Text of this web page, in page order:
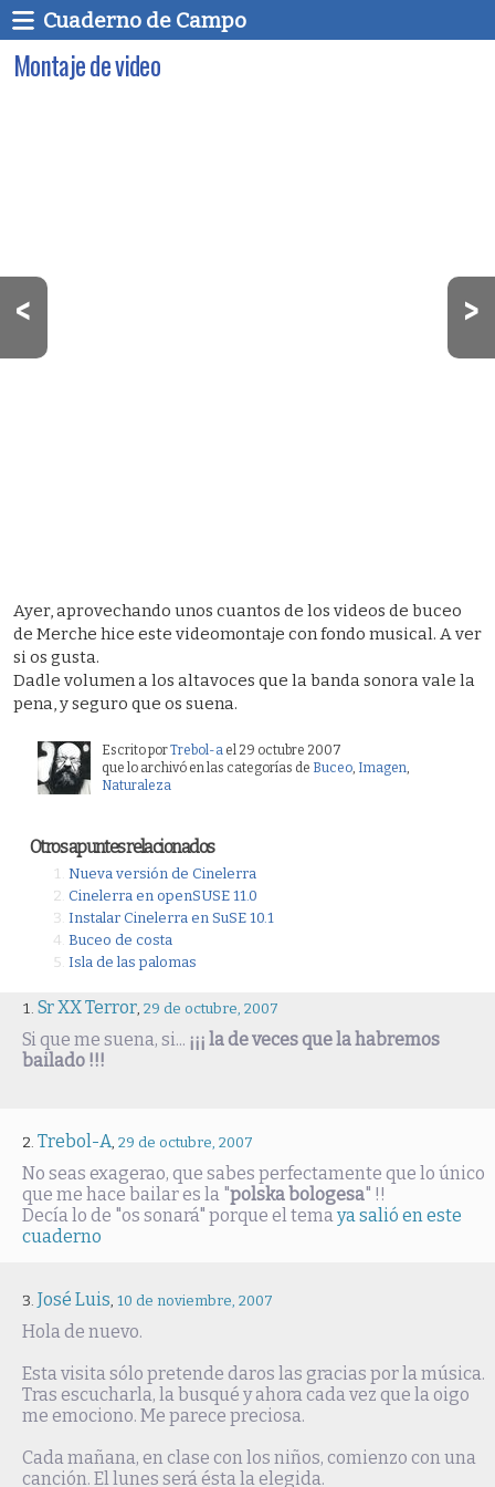
Cuaderno de Campo
Montaje de video
Ayer, aprovechando unos cuantos de los videos de buceo
de Merche hice este videomontaje con fondo musical. A ver
si os gusta.
Dadle volumen a los altavoces que la banda sonora vale la
pena, y seguro que os suena.
Escrito porTrebol-a el 29 octubre 2007
que lo archivó en las categorías de Buceo, Imagen,
Naturaleza
Otros apuntes relacionados
Nueva versión de Cinelerra
Cinelerra en openSUSE 11.0
Instalar Cinelerra en SuSE 10.1
Buceo de costa
Isla de las palomas
Sr XX Terror, 29 de octubre, 2007
Si que me suena, si... ¡¡¡ la de veces que la habremos
bailado !!!
Trebol-A, 29 de octubre, 2007
No seas exagerao, que sabes perfectamente que lo único
que me hace bailar es la "polska bologesa" !!
Decía lo de "os sonará" porque el temaya salió en este
cuaderno
José Luis, 10 de noviembre, 2007
Hola de nuevo.
Esta visita sólo pretende daros las gracias por la música.
Tras escucharla, la busqué y ahora cada vez que la oigo
me emociono. Me parece preciosa.
Cada mañana, en clase con los niños, comienzo con una
canción. El lunes será ésta la elegida.